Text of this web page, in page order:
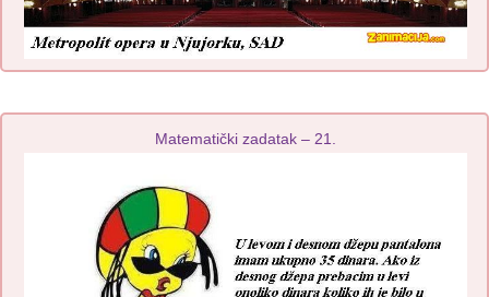
Matematički zadatak – 21.